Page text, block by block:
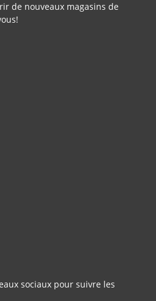
de nouveaux magasins de
sociaux pour suivre les